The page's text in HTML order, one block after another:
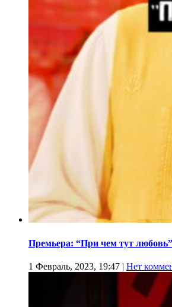
Премьера: “При чем тут
1 Февраль, 2023, 19:47 | Нет